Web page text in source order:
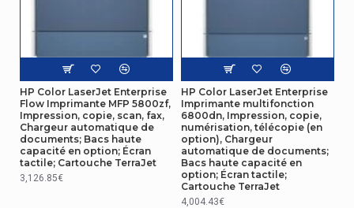
Cycle de service
(Maximum)
Conditions environnementales
Température d'opération 5 - 40 °C
Température hors
-40 - 60 °C
HP Color LaserJet Enterprise
Flow Imprimante MFP 5800zf,
Impression, copie, scan, fax,
Chargeur automatique de
documents; Bacs haute
capacité en option; Écran
tactile; Cartouche TerraJet
3,126.85€
HP Color LaserJet Enterprise
Imprimante multifonction
6800dn, Impression, copie,
numérisation, télécopie (en
option), Chargeur
automatique de documents;
Bacs haute capacité en
option; Écran tactile;
Cartouche TerraJet
4,004.43€